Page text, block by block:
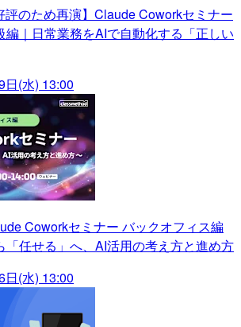
評のため再演】Claude Coworkセミナー
編｜日常業務をAIで自動化する「正しい
(水) 13:00
Coworkセミナー バックオフィス編
「任せる」へ、AI活用の考え方と進め方
(水) 13:00